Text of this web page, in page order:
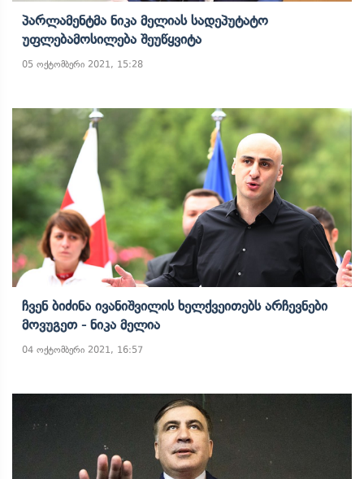
Პარლამენტმა Ნიკა Მელიას Სადეპუტატო
Უფლებამოსილება Შეუწყვიტა
05 ოქტომბერი 2021, 15:28
Ჩვენ Ბიძინა Ივანიშვილის Ხელქვეითებს Არჩევნები
Მოვუგეთ - Ნიკა Მელია
04 ოქტომბერი 2021, 16:57